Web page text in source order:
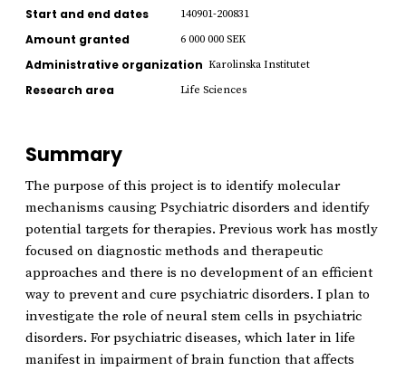
Start and end dates 140901-200831
Amount granted 6 000 000 SEK
Administrative organization Karolinska Institutet
Research area Life Sciences
Summary
The purpose of this project is to identify molecular
mechanisms causing Psychiatric disorders and identify
potential targets for therapies. Previous work has mostly
focused on diagnostic methods and therapeutic
approaches and there is no development of an efficient
way to prevent and cure psychiatric disorders. I plan to
investigate the role of neural stem cells in psychiatric
disorders. For psychiatric diseases, which later in life
manifest in impairment of brain function that affects